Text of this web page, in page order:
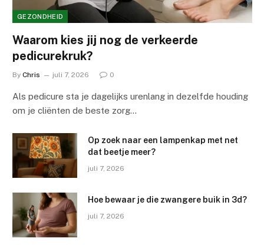
GEZONDHEID
Waarom kies jij nog de verkeerde
pedicurekruk?
By Chris juli 7, 2026 0
Als pedicure sta je dagelijks urenlang in dezelfde houding
om je cliënten de beste zorg…
Op zoek naar een lampenkap met net
dat beetje meer?
juli 7, 2026
Hoe bewaar je die zwangere buik in 3d?
juli 7, 2026